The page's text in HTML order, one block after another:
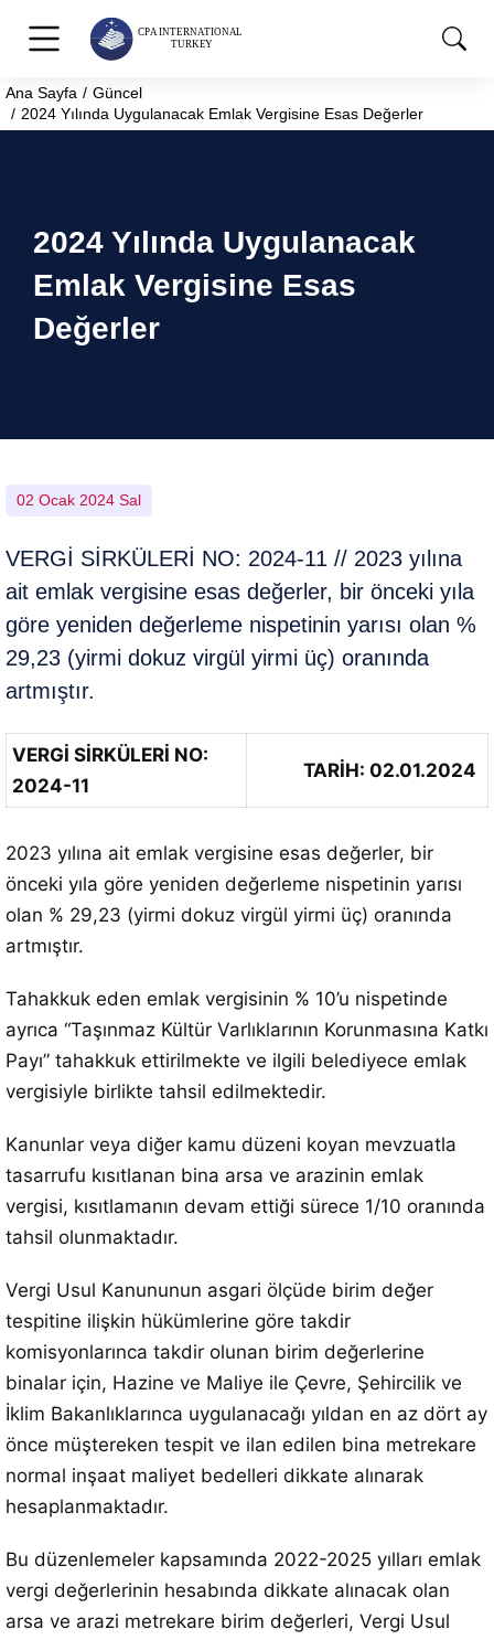
You are here:
Ana Sayfa
Güncel
2024 Yılında Uygulanacak Emlak Vergisine Esas Değerler
2024 Yılında Uygulanacak
Emlak Vergisine Esas
Değerler
02 Ocak 2024 Sal
VERGİ SİRKÜLERİ NO: 2024-11 // 2023 yılına
ait emlak vergisine esas değerler, bir önceki yıla
göre yeniden değerleme nispetinin yarısı olan %
29,23 (yirmi dokuz virgül yirmi üç) oranında
artmıştır.
VERGİ SİRKÜLERİ NO:
2024-11
TARİH: 02.01.2024
2023 yılına ait emlak vergisine esas değerler, bir
önceki yıla göre yeniden değerleme nispetinin yarısı
olan % 29,23 (yirmi dokuz virgül yirmi üç) oranında
artmıştır.
Tahakkuk eden emlak vergisinin % 10’u nispetinde
ayrıca “Taşınmaz Kültür Varlıklarının Korunmasına Katkı
Payı” tahakkuk ettirilmekte ve ilgili belediyece emlak
vergisiyle birlikte tahsil edilmektedir.
Kanunlar veya diğer kamu düzeni koyan mevzuatla
tasarrufu kısıtlanan bina arsa ve arazinin emlak
vergisi, kısıtlamanın devam ettiği sürece 1/10 oranında
tahsil olunmaktadır.
Vergi Usul Kanununun asgari ölçüde birim değer
tespitine ilişkin hükümlerine göre takdir
komisyonlarınca takdir olunan birim değerlerine
binalar için, Hazine ve Maliye ile Çevre, Şehircilik ve
İklim Bakanlıklarınca uygulanacağı yıldan en az dört ay
önce müştereken tespit ve ilan edilen bina metrekare
normal inşaat maliyet bedelleri dikkate alınarak
hesaplanmaktadır.
Bu düzenlemeler kapsamında 2022-2025 yılları emlak
vergi değerlerinin hesabında dikkate alınacak olan
arsa ve arazi metrekare birim değerleri, Vergi Usul